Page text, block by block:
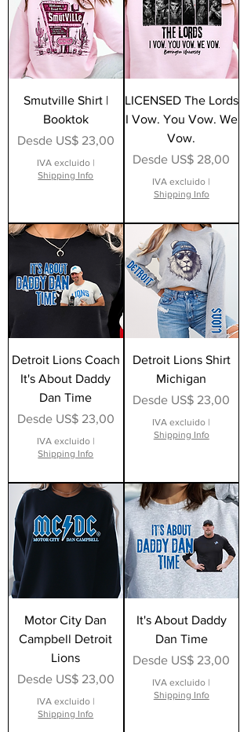
Smutville Shirt |
Booktok
Desde US$ 23,00
Precio de oferta
IVA excluido|
Shipping Info
LICENSED The Lords
I Vow. You Vow. We
Vow.
Desde US$ 28,00
Precio de oferta
IVA excluido |
Shipping Info
Detroit Lions Coach
It's About Daddy
Dan Time
Desde US$ 23,00
Precio de oferta
IVA excluido|
Shipping Info
Detroit Lions Shirt
Michigan
Desde US$ 23,00
Precio de oferta
IVA excluido |
Shipping Info
Motor City Dan
Campbell Detroit
Lions
Desde US$ 23,00
Precio de oferta
IVA excluido|
Shipping Info
It's About Daddy
Dan Time
Desde US$ 23,00
Precio de oferta
IVA excluido |
Shipping Info